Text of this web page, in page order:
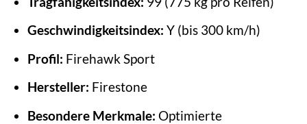
Geschwindigkeitsindex: Y (bis 300 km/h)
Profil: Firehawk Sport
Hersteller: Firestone
Besondere Merkmale: Optimierte